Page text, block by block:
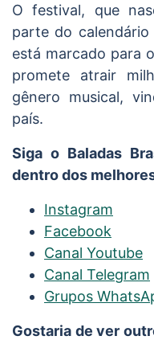
O festival, que
parte do calendário
está marcado para
promete atrair
gênero musical,
país.
Siga o Baladas
dentro dos
Instagram
Facebook
Canal Youtube
Canal Telegram
Grupos
Gostaria de ver